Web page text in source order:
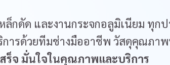
ล็กดัด และงานกระจกอลูมิเนียม ทุก
ารด้วยทีมช่างมืออาชีพ วัสดุคุณภา
สร็จ มั่นใจในคุณภาพและบริการ